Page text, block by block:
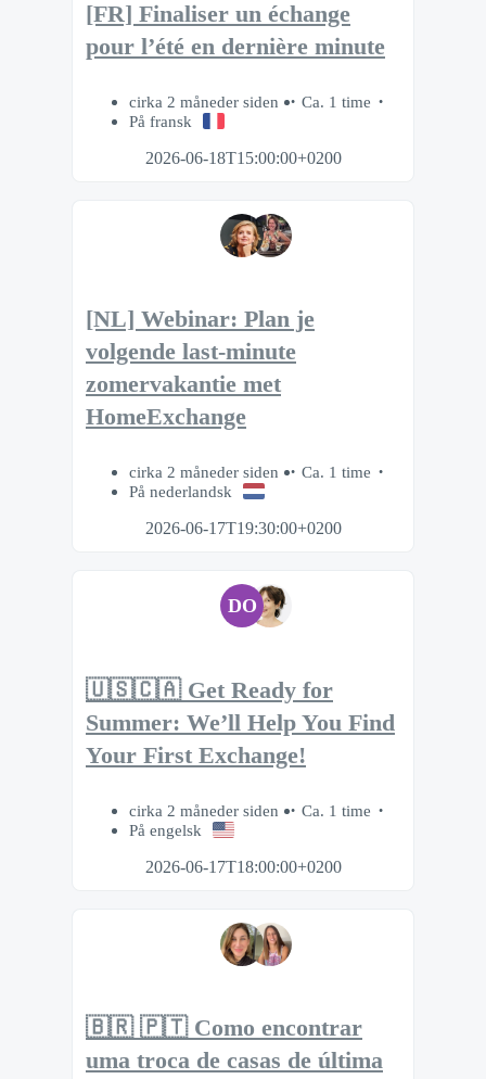
[FR] Finaliser un échange
pour l’été en dernière minute
cirka 2 måneder siden
Ca. 1 time
På fransk
2026-06-18T15:00:00+0200
[NL] Webinar: Plan je
volgende last-minute
zomervakantie met
HomeExchange
cirka 2 måneder siden
Ca. 1 time
På nederlandsk
2026-06-17T19:30:00+0200
DO
🇺🇸🇨🇦 Get Ready for
Summer: We’ll Help You Find
Your First Exchange!
cirka 2 måneder siden
Ca. 1 time
På engelsk
2026-06-17T18:00:00+0200
🇧🇷 🇵🇹 Como encontrar
uma troca de casas de última